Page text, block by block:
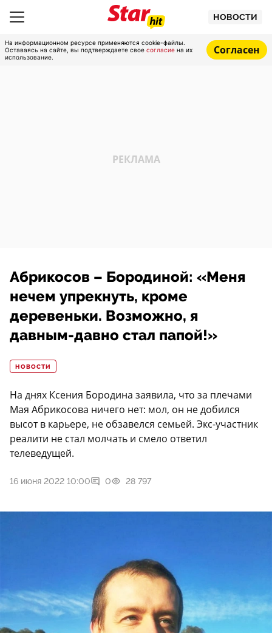
НОВОСТИ
На информационном ресурсе применяются cookie-файлы.
Оставаясь на сайте, вы подтверждаете свое согласие на их
использование.
Согласен
Абрикосов – Бородиной: «Меня
нечем упрекнуть, кроме
деревеньки. Возможно, я
давным-давно стал папой!»
НОВОСТИ
На днях Ксения Бородина заявила, что за плечами
Мая Абрикосова ничего нет: мол, он не добился
высот в карьере, не обзавелся семьей. Экс-участник
реалити не стал молчать и смело ответил
телеведущей.
16 июня 2022 10:00 0 28 797